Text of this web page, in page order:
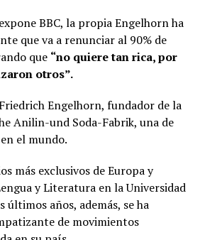
BBC, la propia Engelhorn ha
que va a renunciar al 90% de
que “no quiere tan rica, por
otros”.
Engelhorn, fundador de la
Anilin-und Soda-Fabrik, una de
el mundo.
más exclusivos de Europa y
y Literatura en la Universidad
últimos años, además, se ha
de movimientos